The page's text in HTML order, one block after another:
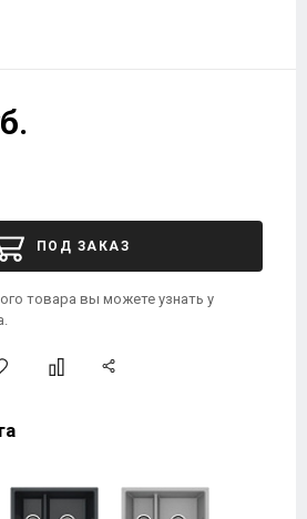
ПОД ЗАКАЗ
товара вы можете узнать у